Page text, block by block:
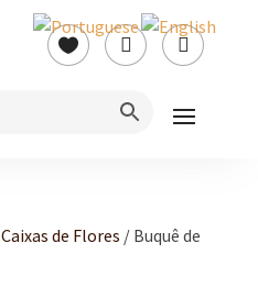
  
Caixas de Flores / Buquê de